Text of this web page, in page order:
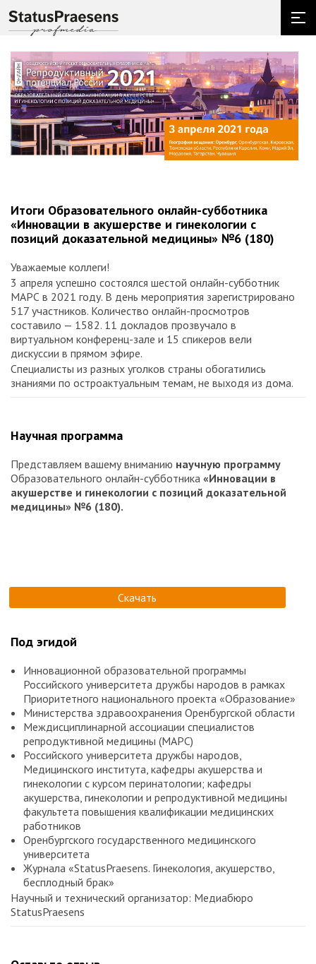
Итоги Образовательного онлайн-субботника
«Инновации в акушерстве и гинекологии с
позиций доказательной медицины» №6 (180)
Уважаемые коллеги!
3 апреля успешно состоялся шестой онлайн-субботник
МАРС в 2021 году. В день мероприятия зарегистрировано
517 участников. Количество онлайн-просмотров
составило — 1582. 11 докладов прозвучало в
виртуальном конференц-зале и 15 спикеров вели
дискуссии в прямом эфире.
Специалисты из разных уголков страны обогатились
знаниями по остроактуальным темам, не выходя из дома.
Научная программа
Представляем вашему вниманию научную программу
Образовательного онлайн-субботника «Инновации в
акушерстве и гинекологии с позиций доказательной
медицины» №6 (180).
Скачать
Под эгидой
Инновационной образовательной программы
Российского университета дружбы народов в рамках
Приоритетного национального проекта «Образование»
Министерства здравоохранения Оренбургской области
Междисциплинарной ассоциации специалистов
репродуктивной медицины (МАРС)
Российского университета дружбы народов,
Медицинского института, кафедры акушерства и
гинекологии с курсом перинатологии; кафедры
акушерства, гинекологии и репродуктивной медицины
факультета повышения квалификации медицинских
работников
Оренбургского государственного медицинского
университета
Журнала «StatusPraesens. Гинекология, акушерство,
бесплодный брак»
Научный и технический организатор: Медиабюро
StatusPraesens